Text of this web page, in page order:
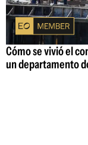
Cómo se vivió el
un departamento